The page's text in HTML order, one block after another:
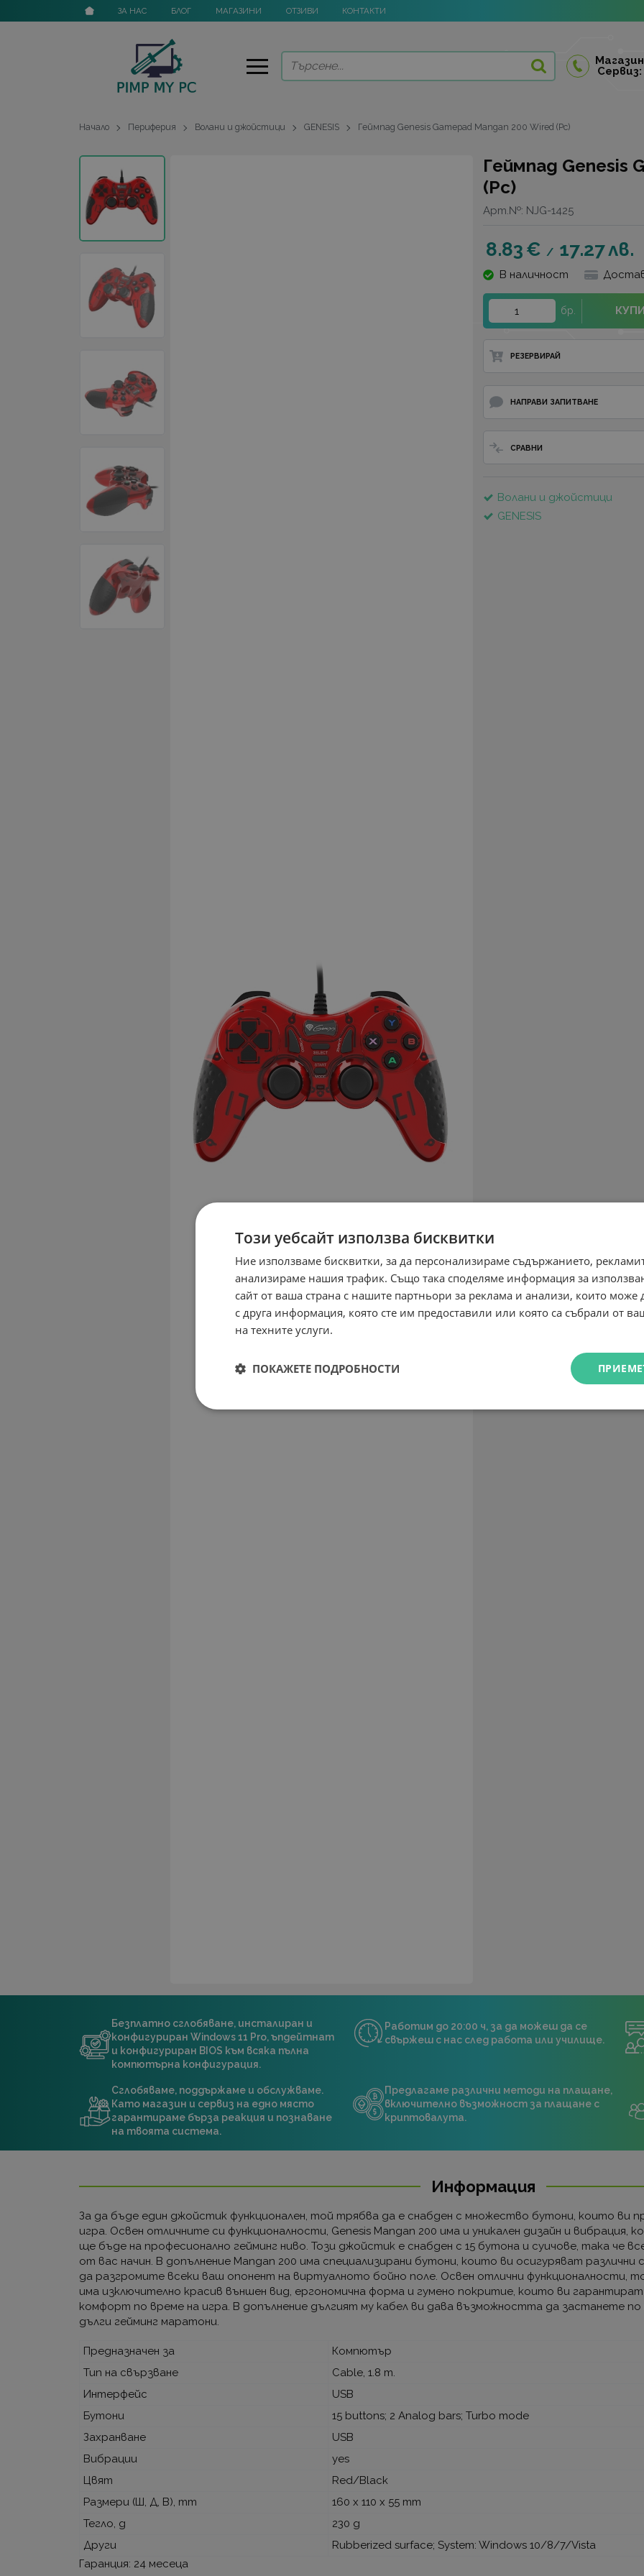
ЗА НАС БЛОГ МАГАЗИНИ ОТЗИВИ КОНТАКТИ
Начало Периферия Волани и джойстици GENESIS Геймпад Genesis Gamepad Mangan 200 Wired (Pc)
Геймпад Genesis
(Pc)
Арт.№: NJG-1425
8.83€ / 17.27лв.
В наличност
бр. КУПИ
РЕЗЕРВИРАЙ
НАПРАВИ ЗАПИТВАНЕ
СРАВНИ
Волани и джойстици
GENESIS
Безплатно сглобяване, инсталиран и
конфигуриран Windows 11 Pro, ъпдейтнат
и конфигуриран BIOS към всяка пълна
компютърна конфигурация.
Работим до 20:00 ч, за да можеш да се
свържеш с нас след работа или училище.
Сглобяваме, поддържаме и обслужваме.
Като магазин и сервиз на едно място
гарантираме бърза реакция и познаване
на твоята система.
Предлагаме различни методи на плащане,
включително възможност за плащане с
криптовалута.
Информация
За да бъде един джойстик функционален, той трябва да е снабден с множество бутони, които ви
игра. Освен отличните си функционалности, Genesis Mangan 200 има и уникален дизайн и вибрация,
ще бъде на професионално гейминг ниво. Този джойстик е снабден с 15 бутона и суичове, така че
от вас начин. В допълнение Mangan 200 има специализирани бутони, които ви осигуряват
да разгромите всеки ваш опонент на виртуалното бойно поле. Освен отлични функционалности,
има изключително красив външен вид, ергономична форма и гумено покритие, които ви
комфорт по време на игра. В допълнение дългият му кабел ви дава възможността да застанете по
дълги гейминг маратони.
Предназначен за
Компютър
Тип на свързване
Cable, 1.8 m.
Интерфейс
USB
Бутони
15 buttons; 2 Analog bars; Turbo mode
Захранване
USB
Вибрации
yes
Цвят
Red/Black
Размери (Ш, Д, В), mm
160 x 110 x 55 mm
Тегло, g
230 g
Други
Rubberized surface; System: Windows 10/8/7/Vista
Гаранция: 24 месеца
Този уебсайт използва бисквитки
Ние използваме бисквитки, за да персонализираме съдържанието,
анализираме нашия трафик. Също така споделяме информация за
сайт от ваша страна с нашите партньори за реклама и анализи, които може
с друга информация, която сте им предоставили или която са събрали от
на техните услуги.
ПОКАЖЕТЕ ПОДРОБНОСТИ